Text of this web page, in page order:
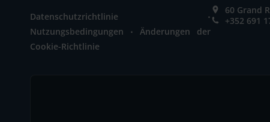
Datenschutzrichtlinie .
Nutzungsbedingungen .
Änderungen der
Cookie-Richtlinie
60 Grand
+352 691